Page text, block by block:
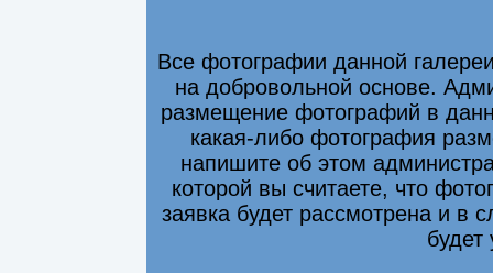
Все фотографии данной
на добровольной основе.
размещение фотографий в
какая-либо фотография
напишите об этом
которой вы считаете, что
заявка будет рассмотрена и в
будет